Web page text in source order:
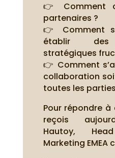
👉 Comment
partenaires ?
👉 Comment
établir des
stratégiques
👉 Comment
collaboration
toutes les
Pour répondre
reçois
Hautoy,
Marketing EMEA